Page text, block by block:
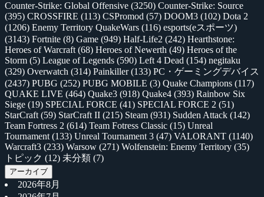
Counter-Strike: Global Offensive (3250) Counter-Strike: Source
(395) CROSSFIRE (113) CSPromod (57) DOOM3 (102) Dota 2
(1206) Enemy Territory QuakeWars (116) esports(eスポーツ)
(3143) Fortnite (8) Game (949) Half-Life2 (242) Hearthstone:
Heroes of Warcraft (68) Heroes of Newerth (49) Heroes of the
Storm (5) League of Legends (590) Left 4 Dead (154) negitaku
(329) Overwatch (314) Painkiller(133) PC・ゲーミングデバイス
(2437) PUBG (252) PUBG MOBILE (3) Quake Champions (117)
QUAKE LIVE (464) Quake3 (918) Quake4 (393) Rainbow Six
Siege (19) SPECIAL FORCE (41) SPECIAL FORCE 2 (51)
StarCraft (59) StarCraft II (215) Steam (931) Sudden Attack (142)
Team Fortress 2 (614) Team Fotress Classic (15) Unreal
Tournament (133) Unreal Tournament 3 (47) VALORANT (1140)
Warcraft3 (233) Warsow (271) Wolfenstein: Enemy Territory (35)
トピック (12) 未分類 (7)
アーカイブ
2026年8月